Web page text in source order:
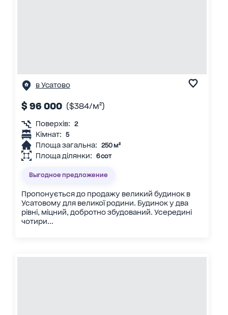
в Усатово
$ 96 000 ($384/м²)
Поверхів: 2
Кімнат: 5
Площа загальна: 250 м²
Площа ділянки: 6 сот
Выгодное предложение
Пропонується до продажу великий будинок в
Усатовому для великої родини. Будинок у два
рівні, міцний, добротно збудований. Усередині
чотири...